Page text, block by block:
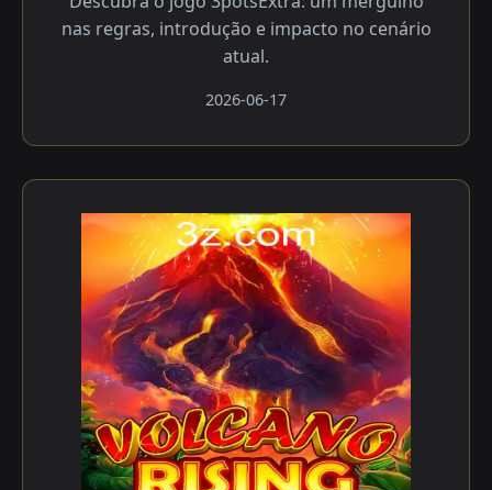
nas regras, introdução e impacto no cenário
atual.
2026-06-17